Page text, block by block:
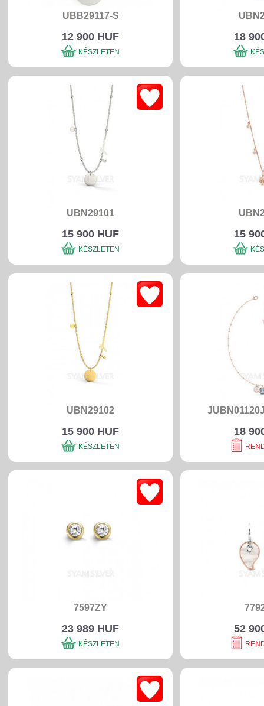
UBB29117-S
12 900 HUF
KÉSZLETEN
18
UBN29101
15 900 HUF
KÉSZLETEN
15
UBN29102
15 900 HUF
KÉSZLETEN
18
7597ZY
23 989 HUF
KÉSZLETEN
52